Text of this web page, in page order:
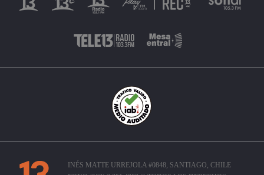
INÉS MATTE URREJOLA #0848, SANTIAGO, CHILE